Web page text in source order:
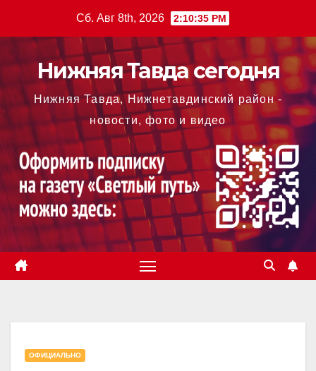
содержимому
Сб. Авг 8th, 2026 2:10:36 PM
Нижняя Тавда сегодня
Нижняя Тавда, Нижнетавдинский район -
новости, фото и видео
ОФИЦИАЛЬНО